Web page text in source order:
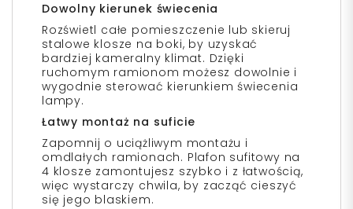
Dowolny kierunek świecenia
Rozświetl całe pomieszczenie lub skieruj
stalowe klosze na boki, by uzyskać
bardziej kameralny klimat. Dzięki
ruchomym ramionom możesz dowolnie i
wygodnie sterować kierunkiem świecenia
lampy.
Łatwy montaż na suficie
Zapomnij o uciążliwym montażu i
omdlałych ramionach. Plafon sufitowy na
4 klosze zamontujesz szybko i z łatwością,
więc wystarczy chwila, by zacząć cieszyć
się jego blaskiem.